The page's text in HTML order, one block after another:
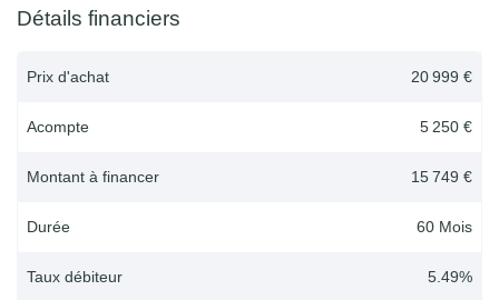
Détails financiers
Prix d'achat 20 999 €
Acompte 5 250 €
Montant à financer 15 749 €
Durée 60 Mois
Taux débiteur 5.49%